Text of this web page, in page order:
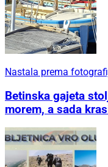
Nastala prema
Betinska gajeta
morem, a sada